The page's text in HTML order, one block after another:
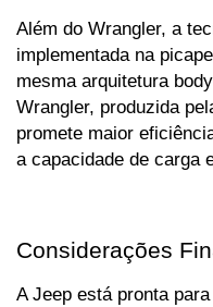
Além do Wrangler, a
implementada na
mesma arquitetura
Wrangler, produzida
promete maior
a capacidade de carga
Considerações
A Jeep está pronta